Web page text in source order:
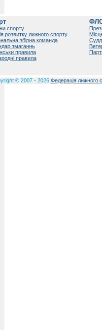
спорту
розвитку лижного спорту
збірна команда
змаганнь
правила
правила
© 2007 - 2026 Федерація лижного